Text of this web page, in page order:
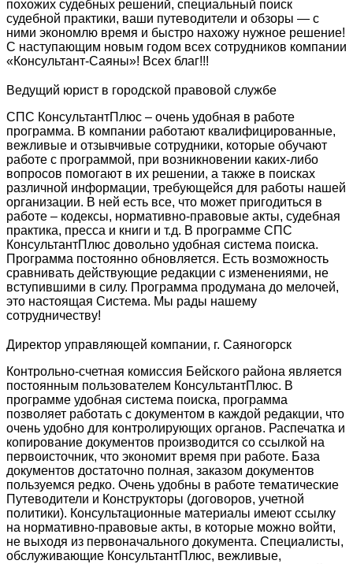
похожих судебных решений, специальный поиск
судебной практики, ваши путеводители и обзоры — с
ними экономлю время и быстро нахожу нужное решение!
С наступающим новым годом всех сотрудников компании
«Консультант-Саяны»! Всех благ!!!
Ведущий юрист в городской правовой службе
СПС КонсультантПлюс – очень удобная в работе
программа. В компании работают квалифицированные,
вежливые и отзывчивые сотрудники, которые обучают
работе с программой, при возникновении каких-либо
вопросов помогают в их решении, а также в поисках
различной информации, требующейся для работы нашей
организации. В ней есть все, что может пригодиться в
работе – кодексы, нормативно-правовые акты, судебная
практика, пресса и книги и т.д. В программе СПС
КонсультантПлюс довольно удобная система поиска.
Программа постоянно обновляется. Есть возможность
сравнивать действующие редакции с изменениями, не
вступившими в силу. Программа продумана до мелочей,
это настоящая Система. Мы рады нашему
сотрудничеству!
Директор управляющей компании, г. Саяногорск
Контрольно-счетная комиссия Бейского района является
постоянным пользователем КонсультантПлюс. В
программе удобная система поиска, программа
позволяет работать с документом в каждой редакции, что
очень удобно для контролирующих органов. Распечатка и
копирование документов производится со ссылкой на
первоисточник, что экономит время при работе. База
документов достаточно полная, заказом документов
пользуемся редко. Очень удобны в работе тематические
Путеводители и Конструкторы (договоров, учетной
политики). Консультационные материалы имеют ссылку
на нормативно-правовые акты, в которые можно войти,
не выходя из первоначального документа. Специалисты,
обслуживающие КонсультантПлюс, вежливые,